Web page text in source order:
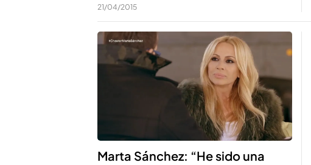
21/04/2015
Marta Sánchez: “He sido una